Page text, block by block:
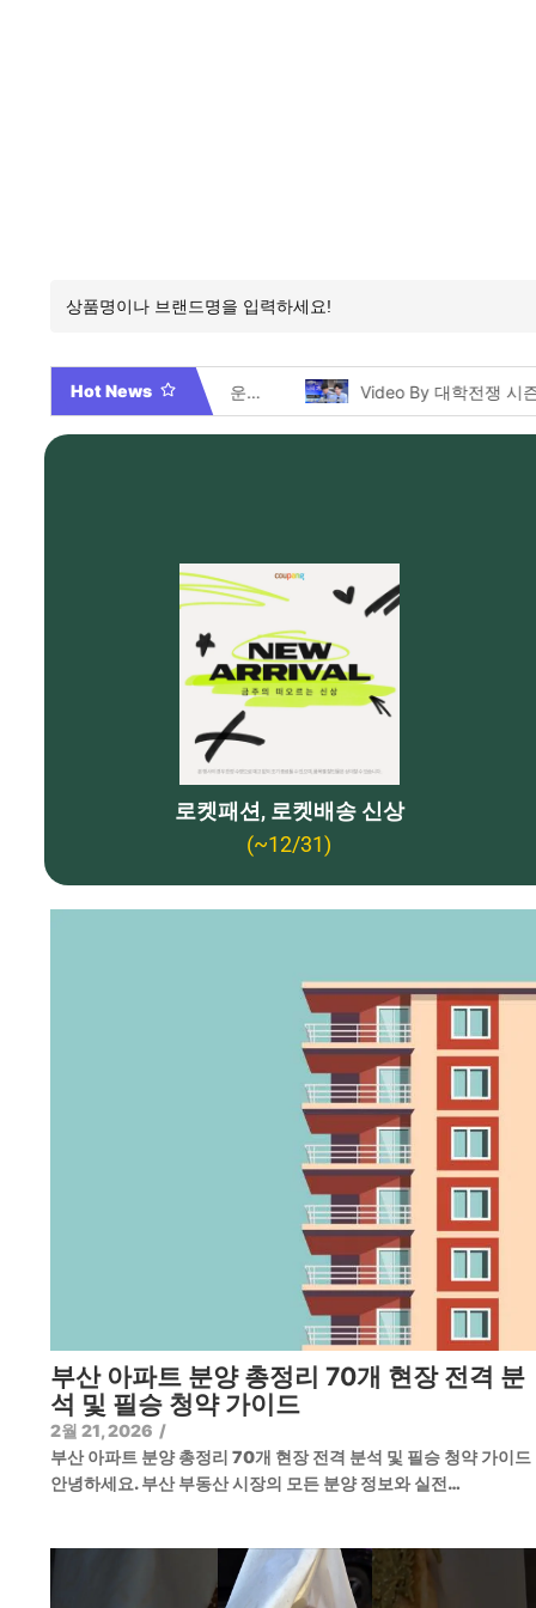
Hot News 2026년 부산 아파트 분양현황 해운대부터 에코델타까지, 전 현장 총정리 가이드 Video By 대학전쟁 시즌 3 전편 공개 완료!
로켓패션, 로켓배송 신상
(~12/31)
부산 아파트 분양 총정리 70개 현장 전격 분
석 및 필승 청약 가이드
2월 21, 2026 /
부산 아파트 분양 총정리 70개 현장 전격 분석 및 필승 청약 가이
안녕하세요. 부산 부동산 시장의 모든 분양 정보와 실전…